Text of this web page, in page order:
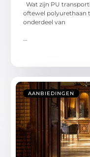
Wat zijn PU
oftewel polyurethaan
onderdeel van
AANBIEDINGEN